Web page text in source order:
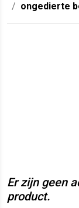
ongedierte
Er zijn geen
product.